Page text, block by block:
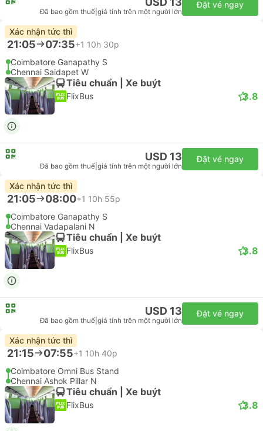
Đã bao gồm thuế giá tính trên một người lớn
Đặt vé ngay
Xác nhận tức thì
21:05 07:35+1 10h 30p
Coimbatore Ganapathy S
Chennai Saidapet W
Tiêu chuẩn | Xe buýt
FlixBus 3.8
USD 13
Đã bao gồm thuế giá tính trên một người lớn
Đặt vé ngay
Xác nhận tức thì
21:05 08:00+1 10h 55p
Coimbatore Ganapathy S
Chennai Vadapalani N
Tiêu chuẩn | Xe buýt
FlixBus 3.8
USD 13
Đã bao gồm thuế giá tính trên một người lớn
Đặt vé ngay
Xác nhận tức thì
21:15 07:55+1 10h 40p
Coimbatore Omni Bus Stand
Chennai Ashok Pillar N
Tiêu chuẩn | Xe buýt
FlixBus 3.8